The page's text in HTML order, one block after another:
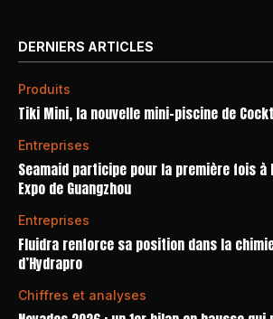
DERNIERS ARTICLES
Produits
Tiki Mini, la nouvelle mini-piscine de
Entreprises
Seamaid participe pour la première fois à
Expo de Guangzhou
Entreprises
Fluidra renforce sa position dans la
d’Hydrapro
Chiffres et analyses